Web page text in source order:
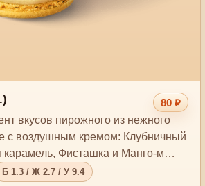
80 ₽
вкусов пирожного из нежного
с воздушным кремом: Клубничный
карамель, Фисташка и Манго-м…
Б 1.3 / Ж 2.7 / У 9.4